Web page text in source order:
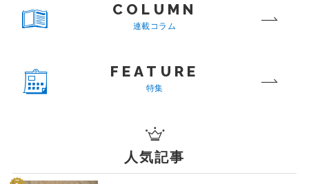
COLUMN
連載コラム
FEATURE
特集
人気記事